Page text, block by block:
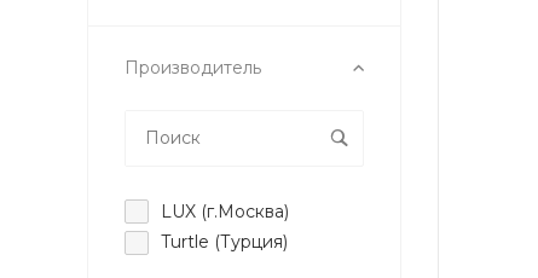
Производитель
LUX (г.Москва)
Turtle (Турция)